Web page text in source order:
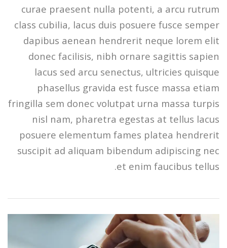
curae praesent nulla potenti, a arcu rutrum
class cubilia, lacus duis posuere fusce semper
dapibus aenean hendrerit neque lorem elit
donec facilisis, nibh ornare sagittis sapien
lacus sed arcu senectus, ultricies quisque
phasellus gravida est fusce massa etiam
fringilla sem donec volutpat urna massa turpis
nisl nam, pharetra egestas at tellus lacus
posuere elementum fames platea hendrerit
suscipit ad aliquam bibendum adipiscing nec
et enim faucibus tellus.